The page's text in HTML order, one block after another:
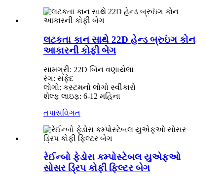
લટકતા કાન સાથે 22D હેન્ડ બ્રુઇંગ કોન
આકારની કોફી બેગ
સામગ્રી: 22D બિન વણાયેલા
રંગ: સફેદ
લોગો: કસ્ટમનો લોગો સ્વીકારો
શેલ્ફ લાઇફ: 6-12 મહિના
તપાસવિગત
રેઈન્બો ફેડોરા કમ્પોસ્ટેબલ યુએફઓ
સોસર ડ્રિપ કોફી ફિલ્ટર બેગ